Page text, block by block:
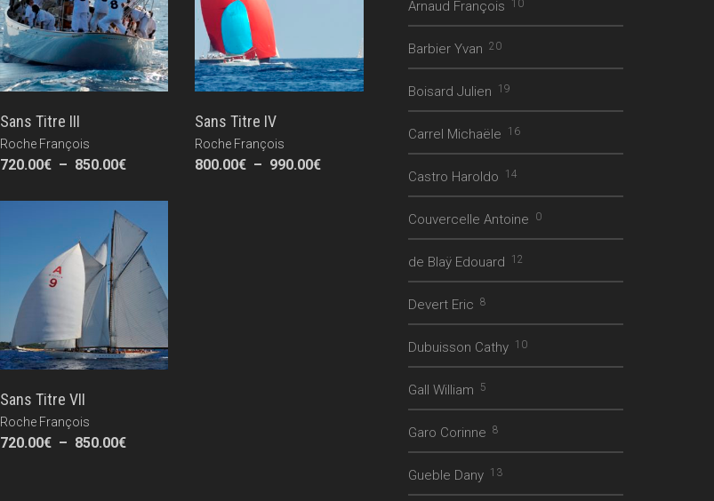
Sans Titre III
Roche François
720.00€ – 850.00€Plage
prix :
720.00€
850.00€
Sans Titre IV
Roche François
800.00€ – 990.00€Plage
Sans Titre VII
Roche François
720.00€ – 850.00€Plage
Arnaud François 10
Barbier Yvan 20
Boisard Julien 19
Carrel Michaële 16
Castro Haroldo 14
Couvercelle Antoine 0
de Blaÿ Edouard 12
Devert Eric 8
Dubuisson Cathy 10
Gall William 5
Garo Corinne 8
Gueble Dany 13